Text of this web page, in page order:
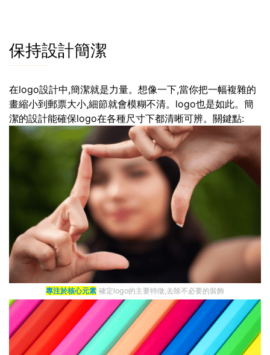
保持設計簡潔
在logo設計中,簡潔就是力量。想像一下,當你把一幅複雜的
畫縮小到郵票大小,細節就會模糊不清。logo也是如此。簡
潔的設計能確保logo在各種尺寸下都清晰可辨。關鍵點:
專注於核心元素 確定logo的主要特徵,去除不必要的裝飾